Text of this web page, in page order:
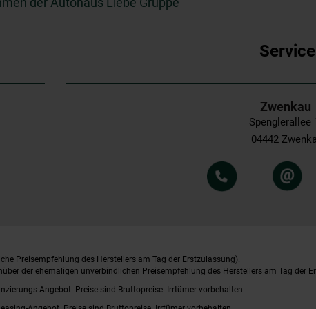
Service
Zwenkau
Spenglerallee
04442
Preisempfehlung des Herstellers am Tag der Erstzulassung).
der ehemaligen unverbindlichen Preisempfehlung des Herstellers am Tag der
Angebot. Preise sind Bruttopreise. Irrtümer vorbehalten.